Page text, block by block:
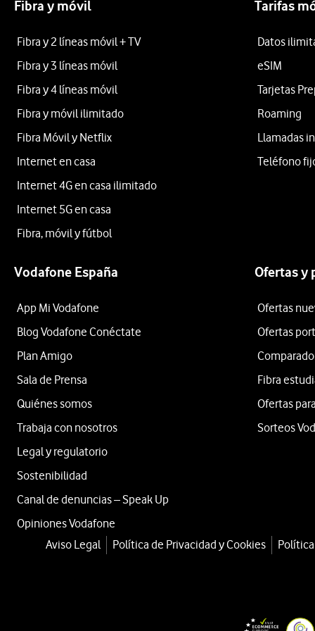
Fibra y móvil
Fibra y 2 líneas móvil + TV
Fibra y 3 líneas móvil
Fibra y 4 líneas móvil
Fibra y móvil ilimitado
Fibra Móvil y Netflix
Internet en casa
Internet 4G en casa ilimitado
Internet 5G en casa
Fibra, móvil y fútbol
Tarifas
Datos
eSIM
Tarjetas
Roaming
Llamadas
Teléfono
Vodafone España
App Mi Vodafone
Blog Vodafone Conéctate
Plan Amigo
Sala de Prensa
Quiénes somos
Trabaja con nosotros
Legal y regulatorio
Sostenibilidad
Canal de denuncias – Speak Up
Opiniones Vodafone
Ofertas y
Ofertas
Ofertas
Fibra
Ofertas
Sorteos
Aviso Legal Política de Privacidad y Cookies